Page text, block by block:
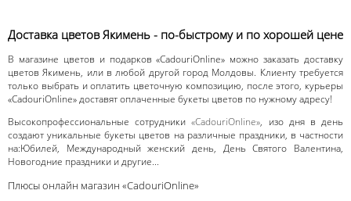
Доставка цветов Якимень - по-быстрому и по хорошей цене
В магазине цветов и подарков «CadouriOnline» можно заказать доставку
цветов Якимень, или в любой другой город Молдовы. Клиенту требуется
только выбрать и оплатить цветочную композицию, после этого, курьеры
«CadouriOnline» доставят оплаченные букеты цветов по нужному адресу!
Высокопрофессиональные сотрудники«CadouriOnline», изо дня в день
создают уникальные букеты цветов на различные праздники, в частности
на:Юбилей, Международный женский день, День Святого Валентина,
Новогодние праздники и другие...
Плюсы онлайн магазин «CadouriOnline»